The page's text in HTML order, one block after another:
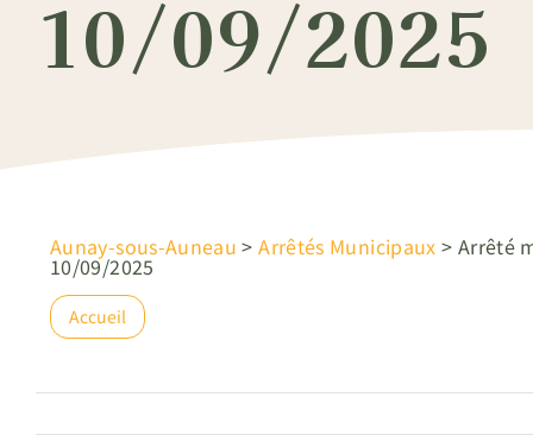
10/09/2025
Aunay-sous-Auneau >Arrêtés Municipaux > Arrêté
10/09/2025
Accueil